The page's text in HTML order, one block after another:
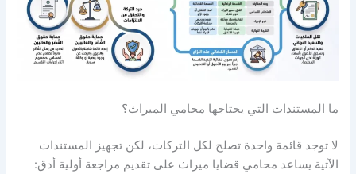
ما المستندات التي يحتاجها محامي الميراث؟
لا توجد قائمة واحدة تصلح لكل التركات، لكن تجهيز المستندات
الآتية يساعد محامي قضايا ميراث على تقديم مراجعة أولية أدق: